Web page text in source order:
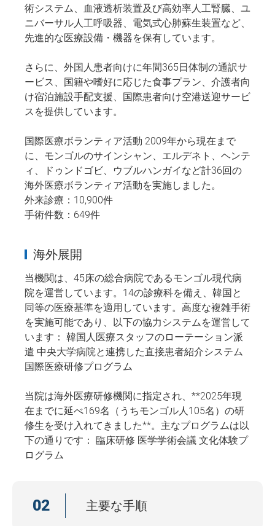
術システム、血液透析装置及び高効率人工腎臓、ユ
ニバーサル人工呼吸器、電気式心肺蘇生装置など、
先進的な医療設備・機器を保有しています。
さらに、外国人患者向けに年間365日体制の通訳サ
ービス、国籍や嗜好に応じた食事プラン、介護者向
け宿泊施設手配支援、国際患者向け空港送迎サービ
スを提供しています。
国際医療ボランティア活動 2009年から現在まで
に、モンゴルのサインシャン、エルデネト、ヘンテ
ィ、ドゥンドゴビ、ウブルハンガイなど計36回の
海外医療ボランティア活動を実施しました。
外来診療：10,900件
手術件数：649件
海外展開
当機関は、45床の総合病院であるモンゴル現代病
院を運営しています。14の診療科を備え、韓国と
同等の医療基準を適用しています。高度な複雑手術
を実施可能であり、以下の協力システムを運営して
います： 韓国人医療スタッフのローテーション派
遣 中央大学病院と連携した直接患者紹介システム
国際医療研修プログラム
当院は海外医療研修機関に指定され、**2025年現
在までに延べ169名（うちモンゴル人105名）の研
修生を受け入れてきました**。主なプログラムは以
下の通りです： 臨床研修 医学学術会議 文化体験プ
ログラム
02 主要な手順